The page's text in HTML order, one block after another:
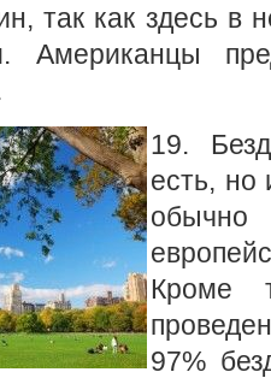
так как здесь в
Американцы
19.
есть, но
Кроме
97%